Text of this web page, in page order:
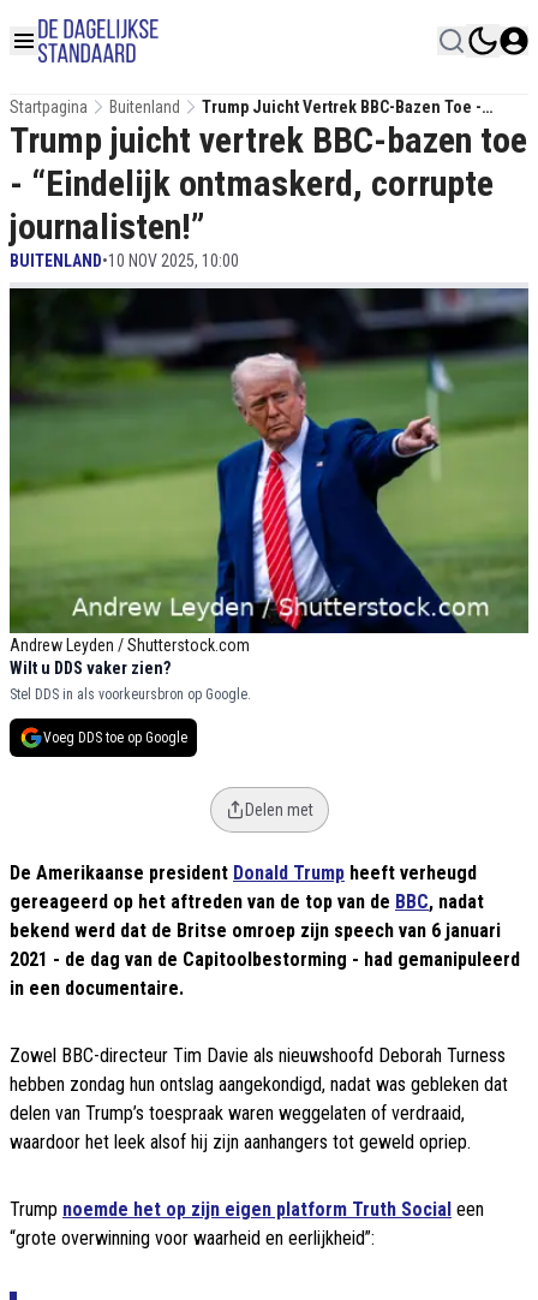
Startpagina Buitenland
Trump Juicht Vertrek BBC-Bazen Toe -
“Eindelijk Ontmaskerd, Corrupte
Journalisten!”
Andrew Leyden / Shutterstock.com
Trump juicht vertrek BBC-bazen toe
- “Eindelijk ontmaskerd, corrupte
journalisten!”
BUITENLAND•10 NOV 2025, 10:00
Wilt u DDS vaker zien?
Stel DDS in als voorkeursbron op Google.
Voeg DDS toe op Google
Delen met
De Amerikaanse president Donald Trump heeft verheugd
gereageerd op het aftreden van de top van de BBC, nadat
bekend werd dat de Britse omroep zijn speech van 6 januari
2021 - de dag van de Capitoolbestorming - had gemanipuleerd
in een documentaire.
Zowel BBC-directeur Tim Davie als nieuwshoofd Deborah Turness
hebben zondag hun ontslag aangekondigd, nadat was gebleken dat
delen van Trump’s toespraak waren weggelaten of verdraaid,
waardoor het leek alsof hij zijn aanhangers tot geweld opriep.
Trump noemde het op zijn eigen platform Truth Social een
“grote overwinning voor waarheid en eerlijkheid”: